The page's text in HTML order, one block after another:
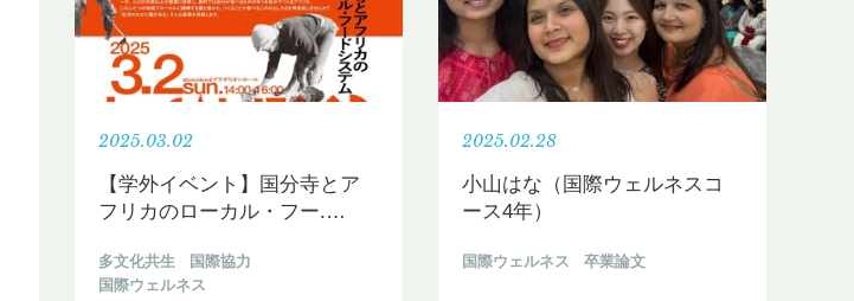
2025.03.02
【学外イベント】国分寺とア
フリカのローカル・フー.…
多文化共生
国際協力
国際ウェルネス
2025.02.28
小山はな（国際ウェルネスコ
ース4年）
国際ウェルネス 卒業論文